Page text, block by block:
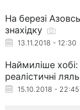
На березі
знахідку
13.11.2018 - 12:30
Наймиліше
реалістичні
15.10.2018 - 22:45